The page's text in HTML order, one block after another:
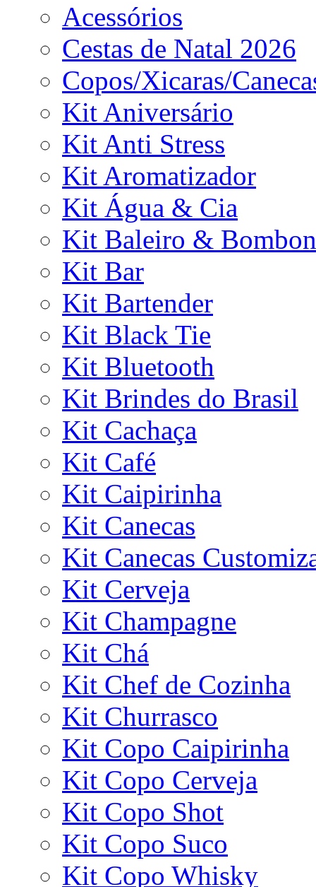
Acessórios
Cestas de Natal 2026
Copos/Xicaras/
Kit Aniversário
Kit Anti Stress
Kit Aromatizador
Kit Água & Cia
Kit Baleiro &
Kit Bar
Kit Bartender
Kit Black Tie
Kit Bluetooth
Kit Brindes do Brasil
Kit Cachaça
Kit Café
Kit Caipirinha
Kit Canecas
Kit Canecas
Kit Cerveja
Kit Champagne
Kit Chá
Kit Chef de Cozinha
Kit Churrasco
Kit Copo Caipirinha
Kit Copo Cerveja
Kit Copo Shot
Kit Copo Suco
Kit Copo Whisky